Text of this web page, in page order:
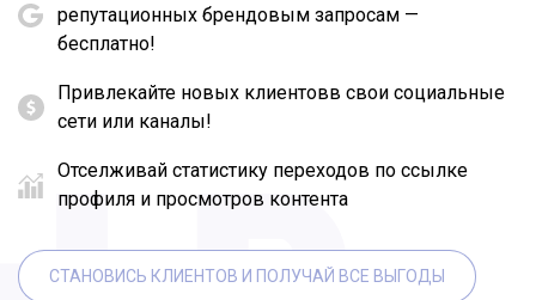
репутационных брендовым запросам —
бесплатно!
Привлекайте новых клиентовв свои социальные
сети или каналы!
Отселживай статистику переходов по ссылке
профиля и просмотров контента
СТАНОВИСЬ КЛИЕНТОВ И ПОЛУЧАЙ ВСЕ ВЫГОДЫ